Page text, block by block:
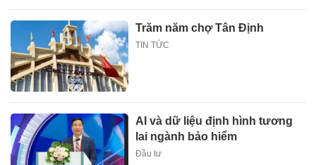
Trăm năm chợ Tân Định
TIN TỨC
AI và dữ liệu định hình tương
lai ngành bảo hiểm
Đầu tư